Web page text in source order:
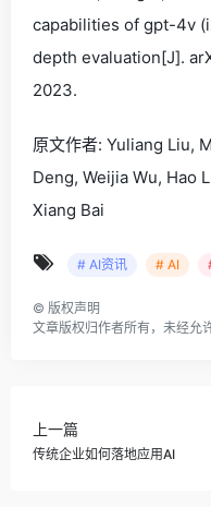
capabilities of gpt-4v
depth evaluation[J].
2023.
原文作者: Yuliang Liu,
Deng, Weijia Wu, Hao
Xiang Bai
# AI资讯 # AI
© 版权声明
文章版权归作者所有，未经允
上一篇
传统企业如何落地应用AI